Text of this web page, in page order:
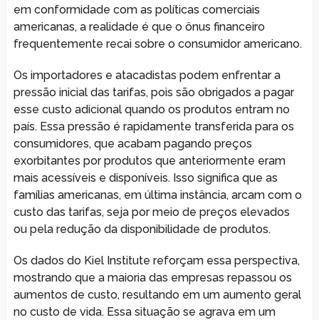
em conformidade com as políticas comerciais
americanas, a realidade é que o ônus financeiro
frequentemente recai sobre o consumidor americano.
Os importadores e atacadistas podem enfrentar a
pressão inicial das tarifas, pois são obrigados a pagar
esse custo adicional quando os produtos entram no
país. Essa pressão é rapidamente transferida para os
consumidores, que acabam pagando preços
exorbitantes por produtos que anteriormente eram
mais acessíveis e disponíveis. Isso significa que as
famílias americanas, em última instância, arcam com o
custo das tarifas, seja por meio de preços elevados
ou pela redução da disponibilidade de produtos.
Os dados do Kiel Institute reforçam essa perspectiva,
mostrando que a maioria das empresas repassou os
aumentos de custo, resultando em um aumento geral
no custo de vida. Essa situação se agrava em um